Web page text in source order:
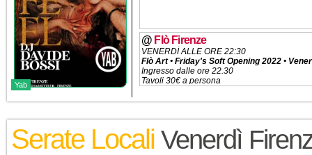
Yab
@ Flò Firenze
VENERDÌ ALLE ORE 22:30
Flò Art • Friday's Soft Opening 2022 •
Ingresso dalle ore 22.30
Tavoli 30€ a persona
Serate Locali Venerdì